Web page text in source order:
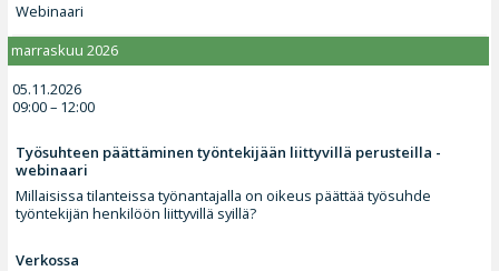
Webinaari
marraskuu 2026
05.11.2026
09:00 – 12:00
Työsuhteen päättäminen työntekijään liittyvillä perusteilla -
webinaari
Millaisissa tilanteissa työnantajalla on oikeus päättää työsuhde
työntekijän henkilöön liittyvillä syillä?
Verkossa